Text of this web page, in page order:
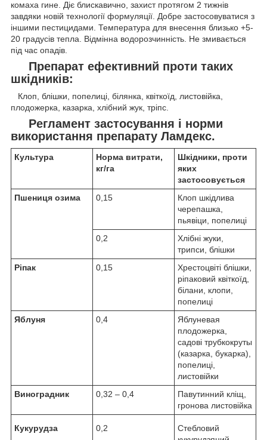
комаха гине. Діє блискавично, захист протягом 2 тижнів
завдяки новій технології формуляції. Добре застосовуватися з
іншими пестицидами. Температура для внесення близько +5-
20 градусів тепла. Відмінна водорозчинність. Не змивається
під час опадів.
Препарат ефективний проти таких
шкідників:
Клоп, блішки, попелиці, білянка, квіткоїд, листовійка,
плодожерка, казарка, хлібний жук, тріпс.
Регламент застосування і норми
використання препарату Ламдекс.
Культура
Норма витрати,
кг/га
Шкідники, проти
яких
застосовується
Пшениця озима
0,15
Клоп шкідлива
черепашка,
пьявіци, попелиці
0,2
Хлібні жуки,
трипси, блішки
Ріпак
0,15
Хрестоцвіті блішки,
ріпаковий квіткоїд,
білани, клопи,
попелиці
Яблуня
0,4
Яблуневая
плодожерка,
садові трубкокруты
(казарка, букарка),
попелиці,
листовійки
Виноградник
0,32 – 0,4
Павутинний кліщ,
гронова листовійка
Кукурудза 0,2
Стебловий